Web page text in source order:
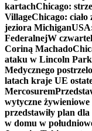
kartachChicago:
VillageChicago:
jeziora Michigan
FederalnejW
Coriną Machado
ataku w Lincoln Park
Medycznego
latach kraje UE
Mercosurem
wytyczne żywieniowe
przedstawiły plan dla
w domu w